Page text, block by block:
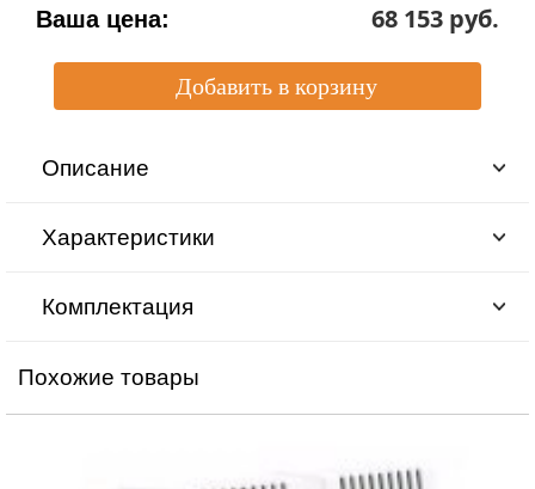
Ваша цена: 68 153 pуб.
Описание
Характеристики
Комплектация
Похожие товары